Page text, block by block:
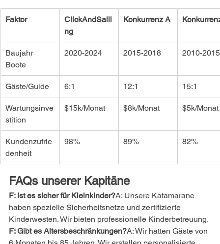
Faktor
ClickAndSaili
ng
Konkurrenz A
Baujahr
Boote
2020-2024 2015-2018 2010-2015
Gäste/Guide 6:1 12:1 15:1
Wartungsinve
stition
$15k/Monat $8k/Monat $5k/Monat
Kundenzufrie
denheit
98% 89% 82%
FAQs unserer Kapitäne
F: Ist es sicher für Kleinkinder?A: Unsere Katamarane
haben spezielle Sicherheitsnetze und zertifizierte
Kinderwesten. Wir bieten professionelle Kinderbetreuung.
F: Gibt es Altersbeschränkungen?A: Wir hatten Gäste von